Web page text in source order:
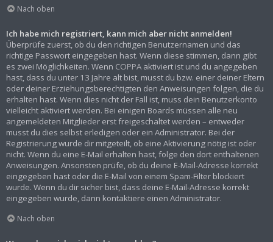
Nach oben
Ich habe mich registriert, kann mich aber nicht anmelden!
Überprüfe zuerst, ob du den richtigen Benutzernamen und das
richtige Passwort eingegeben hast. Wenn diese stimmen, dann gibt
es zwei Möglichkeiten. Wenn COPPA aktiviert ist und du angegeben
hast, dass du unter 13 Jahre alt bist, musst du bzw. einer deiner Eltern
oder deiner Erziehungsberechtigten den Anweisungen folgen, die du
erhalten hast. Wenn dies nicht der Fall ist, muss dein Benutzerkonto
vielleicht aktiviert werden. Bei einigen Boards müssen alle neu
angemeldeten Mitglieder erst freigeschaltet werden – entweder
musst du dies selbst erledigen oder ein Administrator. Bei der
Registrierung wurde dir mitgeteilt, ob eine Aktivierung nötig ist oder
nicht. Wenn du eine E-Mail erhalten hast, folge den dort enthaltenen
Anweisungen. Ansonsten prüfe, ob du deine E-Mail-Adresse korrekt
eingegeben hast oder die E-Mail von einem Spam-Filter blockiert
wurde. Wenn du dir sicher bist, dass deine E-Mail-Adresse korrekt
eingegeben wurde, dann kontaktiere einen Administrator.
Nach oben